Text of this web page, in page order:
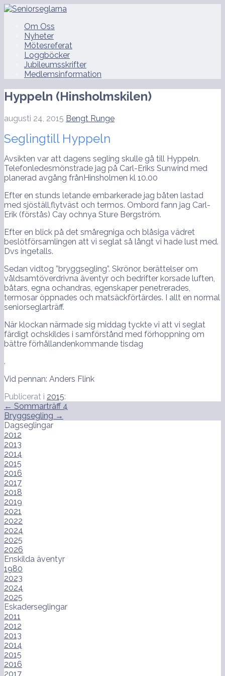
Hoppa
innehållOm Oss
Nyheter
Mötesreferat
Loggböcker
Jubileumsskrifter
Medlemsinformation
Hyppeln (Hinsholmskilen)
augusti 24, 2015 Bengt Runge
Seglingtill Hyppeln
Avsikten var att dagens segling skulle gå till Hyppeln.
Telefonledesmönstrade jag på Carl-Eriks Sunwind med
planerad avgång frånHinsholmen kl 10.00
Efter en stunds letande embarkerade jag båten lastad
med sjöställ,flytväst och termos. Ombord fann jag Carl-
Erik (förstås) Cay ochnya Sture Bergström.
Efter en blick på det småregniga och blåsiga vädret
beslötförsamlingen att vi seglat så långt vi hade lust med.
Dvs ingetalls.
Sedan vidtog ”bryggsegling”. Skrönor, berättelser om
våldsamtöverdrivna äventyr och bedrifter korsade luften,
båtars, egna ochandras, egenskaper penetrerades,
termosar öppnades och matsäckförtärdes. I allt en normal
seniorseglarträff.
När klockan närmade sig middag tyckte vi att vi seglat
färdigt ochskildes i samförstånd med förhoppning om
bättre förhållandenkommande tisdag
.
Vid pennan: Anders Flink
Publicerat i 2015:
Inläggsnavigering
← Sommarträff 4
Bryggsegling →
Dagseglingar
2012
2013
2014
2015
2016
2017
2018
2019
2021
2022
2024
2025
2026
Enskilda äventyr
1980
2023
2024
2025
Eskaderseglingar
2011
2012
2013
2014
2015
2016
2017